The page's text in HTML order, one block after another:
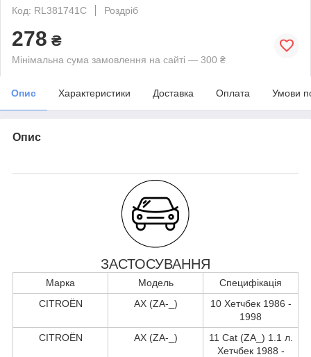
Код: RL381741C
Роздріб
278 ₴
Мінімальна сума замовлення на сайті — 300 ₴
Опис Характеристики Доставка Оплата Умови
Опис
ЗАСТОСУВАННЯ
Марка Модель
Специфікація
CITROËN
AX (ZA-_)
10 Хетчбек 1986 -
1998
CITROËN
AX (ZA-_)
11 Cat (ZA_) 1.1 л.
Хетчбек 1988 -